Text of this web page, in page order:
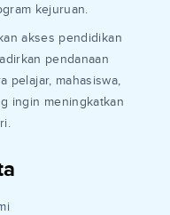
kejuruan.
akses pendidikan
pendanaan
pelajar, mahasiswa,
ingin meningkatkan